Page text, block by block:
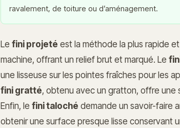
ravalement, de toiture ou d’aménagement.
Le fini projeté est la méthode la plus rapide
machine, offrant un relief brut et marqué. Le
une lisseuse sur les pointes fraîches pour les
fini gratté, obtenu avec un gratton, offre une
Enfin, le fini taloché demande un savoir-faire
obtenir une surface presque lisse conservant